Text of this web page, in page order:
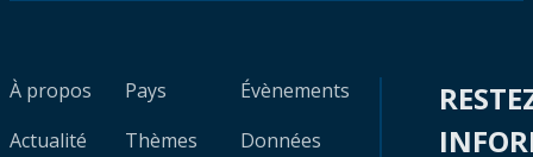
À propos
Actualité
Pays
Thèmes
Évènements
Données